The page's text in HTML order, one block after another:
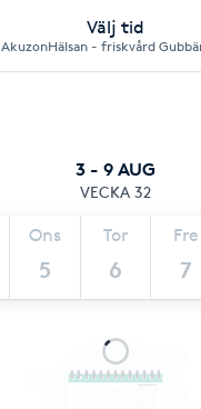
Välj tid
AkuzonHälsan - friskvård
3 - 9 AUG
VECKA 32
Ons
5
Tor
6
Fre
7